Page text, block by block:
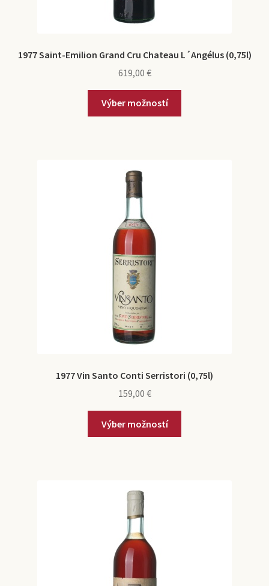
1977 Saint-Emilion Grand Cru Chateau L´Angélus (0,75l)
619,00 €
Výber možností
1977 Vin Santo Conti Serristori (0,75l)
159,00 €
Výber možností